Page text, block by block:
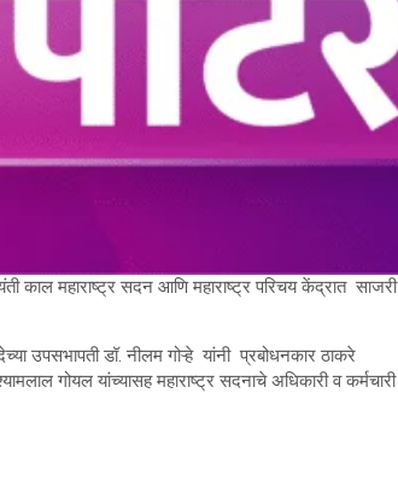
काल महाराष्ट्र सदन आणि महाराष्ट्र परिचय केंद्रात साजरी
उपसभापती डॉ. नीलम गोऱ्हे यांनी प्रबोधनकार ठाकरे
गोयल यांच्यासह महाराष्ट्र सदनाचे अधिकारी व कर्मचारी